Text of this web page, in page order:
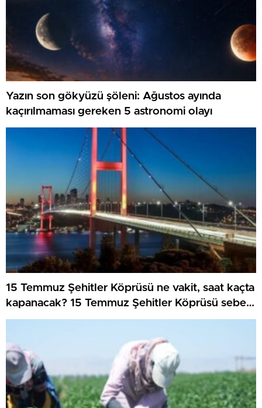
Yazın son gökyüzü şöleni: Ağustos ayında
kaçırılmaması gereken 5 astronomi olayı
15 Temmuz Şehitler Köprüsü ne vakit, saat kaçta
kapanacak? 15 Temmuz Şehitler Köprüsü sebep
kapanacak, alternatif güzergahlar neresi olacak?